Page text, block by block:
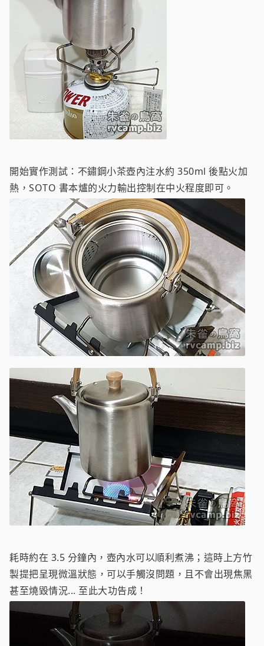
開始實作測試：不鏽鋼小茶壺內注水約 350ml 後點火加
熱，SOTO 書本爐的火力輸出控制在中火程度即可。
耗時約在 3.5 分鐘內，壺內水可以順利煮沸；這時上方竹
製提把呈現微溫狀態，可以手觸沒問題，且不會出現焦黑
甚至燒毀情況... 至此大功告成！